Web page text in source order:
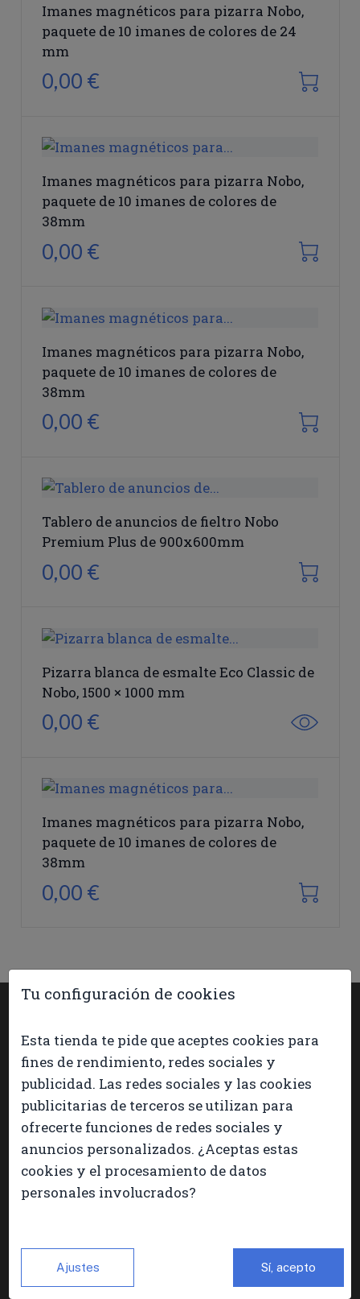
Imanes magnéticos para pizarra Nobo,
paquete de 10 imanes de colores de 24
mm
0,00 €
Imanes magnéticos para pizarra Nobo,
paquete de 10 imanes de colores de
38mm
0,00 €
Imanes magnéticos para pizarra Nobo,
paquete de 10 imanes de colores de
38mm
0,00 €
Tablero de anuncios de fieltro Nobo
Premium Plus de 900x600mm
0,00 €
Pizarra blanca de esmalte Eco Classic de
Nobo, 1500 × 1000 mm
0,00 €
Imanes magnéticos para pizarra Nobo,
paquete de 10 imanes de colores de
38mm
0,00 €
FORMAS DE PAGO
ATENCIÓN TELEFÓNICA:
Tu configuración de cookies
Esta tienda te pide que aceptes cookies para
fines de rendimiento, redes sociales y
publicidad. Las redes sociales y las cookies
publicitarias de terceros se utilizan para
ofrecerte funciones de redes sociales y
anuncios personalizados. ¿Aceptas estas
cookies y el procesamiento de datos
personales involucrados?